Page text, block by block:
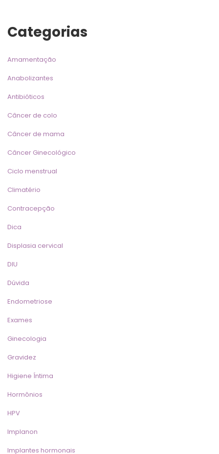
Categoria
Amamentação
Anabolizante
Antibiótico
Câncer de colo
Câncer de mama
Câncer Ginecológico
Ciclo menstrual
Climatério
Contracepção
Dica
Displasia cervical
DIU
Dúvida
Endometriose
Exame
Ginecologia
Gravidez
Higiene Íntima
Hormônio
HPV
Implanon
Implantes hormonai